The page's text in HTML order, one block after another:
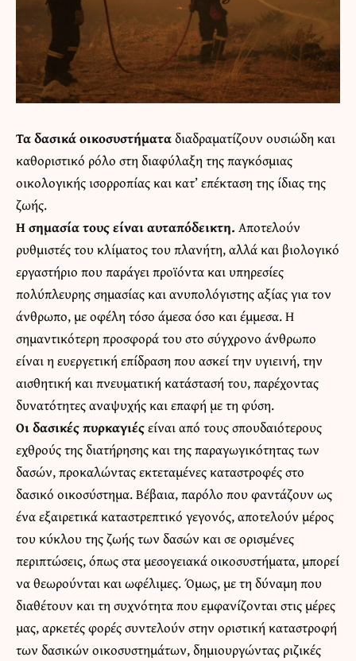
Τα δασικά οικοσυστήματαδιαδραματίζουν ουσιώδη και
καθοριστικό ρόλο στη διαφύλαξη της παγκόσμιας
οικολογικής ισορροπίας και κατ’ επέκταση της ίδιας της
ζωής.
Η σημασία τους είναι αυταπόδεικτη. Αποτελούν
ρυθμιστές του κλίματος του πλανήτη, αλλά και βιολογικό
εργαστήριο που παράγει προϊόντα και υπηρεσίες
πολύπλευρης σημασίας και ανυπολόγιστης αξίας για τον
άνθρωπο, με οφέλη τόσο άμεσα όσο και έμμεσα. Η
σημαντικότερη προσφορά του στο σύγχρονο άνθρωπο
είναι η ευεργετική επίδραση που ασκεί την υγιεινή, την
αισθητική και πνευματική κατάστασή του, παρέχοντας
δυνατότητες αναψυχής και επαφή με τη φύση.
Οι δασικές πυρκαγιέςείναι από τους σπουδαιότερους
εχθρούς της διατήρησης και της παραγωγικότητας των
δασών, προκαλώντας εκτεταμένες καταστροφές στο
δασικό οικοσύστημα. Βέβαια, παρόλο που φαντάζουν ως
ένα εξαιρετικά καταστρεπτικό γεγονός, αποτελούν μέρος
του κύκλου της ζωής των δασών και σε ορισμένες
περιπτώσεις, όπως στα μεσογειακά οικοσυστήματα, μπορεί
να θεωρούνται και ωφέλιμες. Όμως, με τη δύναμη που
διαθέτουν και τη συχνότητα που εμφανίζονται στις μέρες
μας, αρκετές φορές συντελούν στην οριστική καταστροφή
των δασικών οικοσυστημάτων, δημιουργώντας ριζικές